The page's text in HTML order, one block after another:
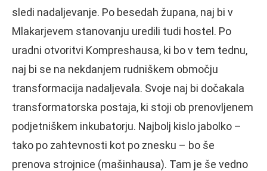
sledi nadaljevanje. Po besedah župana, naj bi v
Mlakarjevem stanovanju uredili tudi hostel. Po
uradni otvoritvi Kompreshausa, ki bo v tem tednu,
naj bi se na nekdanjem rudniškem območju
transformacija nadaljevala. Svoje naj bi dočakala
transformatorska postaja, ki stoji ob prenovljenem
podjetniškem inkubatorju. Najbolj kislo jabolko –
tako po zahtevnosti kot po znesku – bo še
prenova strojnice (mašinhausa). Tam je še vedno